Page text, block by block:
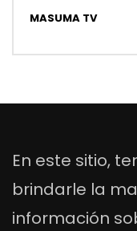
MASUMA TV
En este sitio,
brindarle la
información